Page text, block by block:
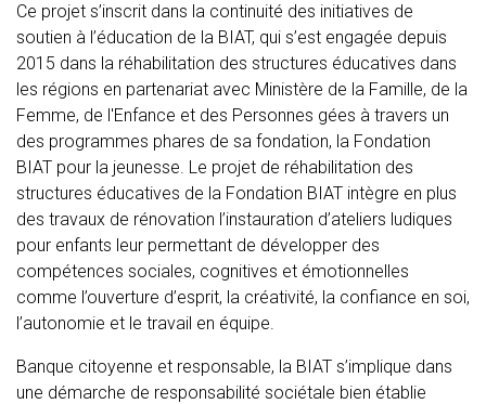
Ce projet s’inscrit dans la continuité des initiatives de
soutien à l’éducation de la BIAT, qui s’est engagée depuis
2015 dans la réhabilitation des structures éducatives dans
les régions en partenariat avec Ministère de la Famille, de la
Femme, de l'Enfance et des Personnes gées à travers un
des programmes phares de sa fondation, la Fondation
BIAT pour la jeunesse. Le projet de réhabilitation des
structures éducatives de la Fondation BIAT intègre en plus
des travaux de rénovation l’instauration d’ateliers ludiques
pour enfants leur permettant de développer des
compétences sociales, cognitives et émotionnelles
comme l’ouverture d’esprit, la créativité, la confiance en soi,
l’autonomie et le travail en équipe.
Banque citoyenne et responsable, la BIAT s’implique dans
une démarche de responsabilité sociétale bien établie